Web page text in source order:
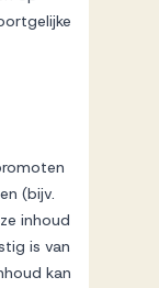
(bijv.
inhoud
is van
kan